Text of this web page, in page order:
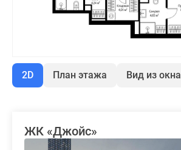
2D План этажа Вид из окна
ЖК «Джойс»